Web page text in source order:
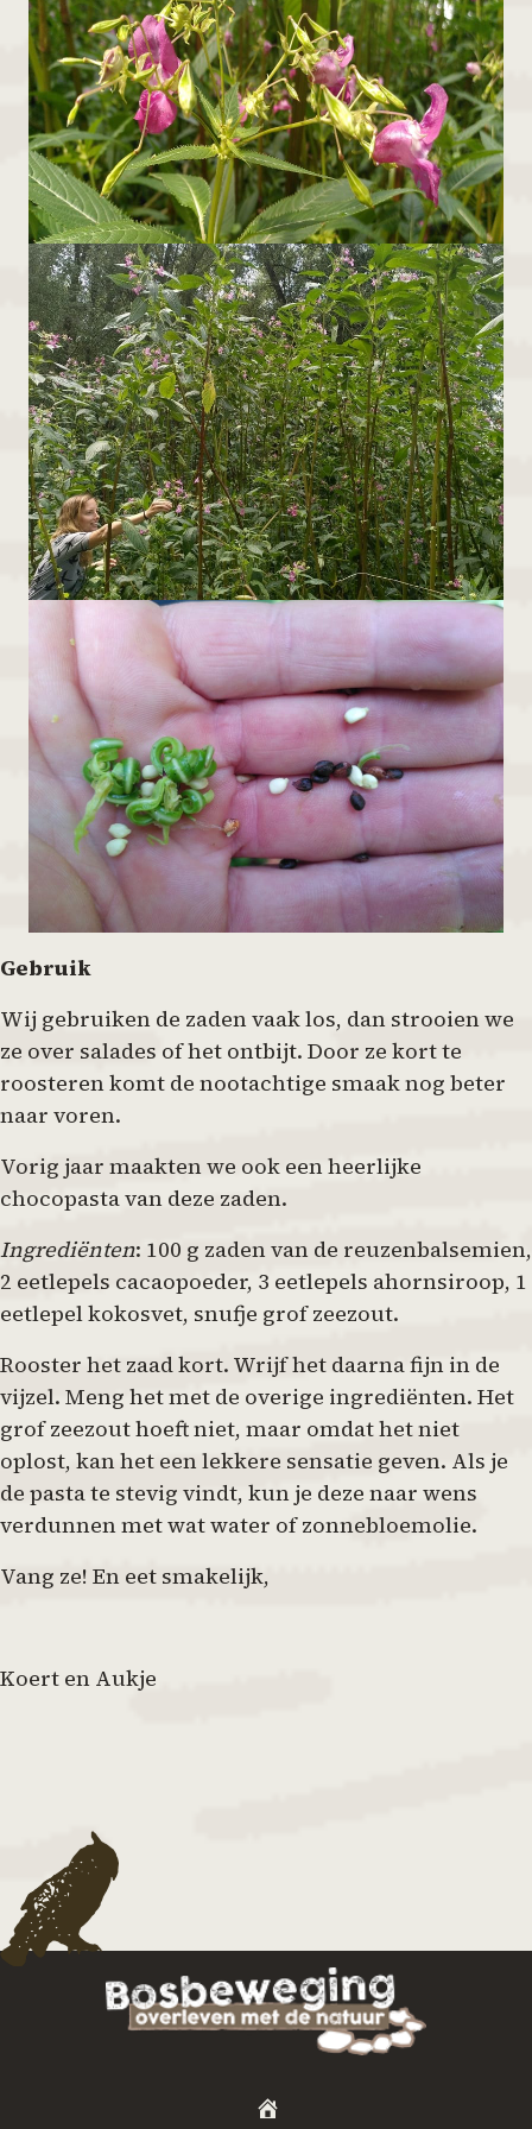
Gebruik
Wij gebruiken de zaden vaak los, dan strooien we
ze over salades of het ontbijt. Door ze kort te
roosteren komt de nootachtige smaak nog beter
naar voren.
Vorig jaar maakten we ook een heerlijke
chocopasta van deze zaden.
Ingrediënten: 100 g zaden van de reuzenbalsemien,
2 eetlepels cacaopoeder, 3 eetlepels ahornsiroop, 1
eetlepel kokosvet, snufje grof zeezout.
Rooster het zaad kort. Wrijf het daarna fijn in de
vijzel. Meng het met de overige ingrediënten. Het
grof zeezout hoeft niet, maar omdat het niet
oplost, kan het een lekkere sensatie geven. Als je
de pasta te stevig vindt, kun je deze naar wens
verdunnen met wat water of zonnebloemolie.
Vang ze! En eet smakelijk,
Koert en Aukje